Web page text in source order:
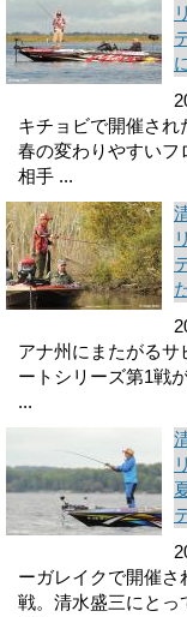
キチョビで開催され
春の変わりやすいフ
相手 ...
アナ州にまたがるサ
ートシリーズ第1戦
...
ーガレイクで開催
戦。清水盛三にとっ